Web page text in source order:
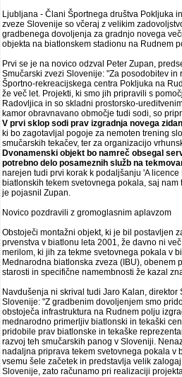
Ljubljana - Člani Športnega društva Pokljuka
zveze Slovenije so včeraj z velikim
gradbenega dovoljenja za gradnjo novega
objekta na biatlonskem stadionu na Rudnem
Prvi se je na novico odzval Peter Zupan,
Smučarski zvezi Slovenije: "Za posodobitev in
Športno-rekreacijskega centra Pokljuka na
že več let. Projekti, ki smo jih pripravili s
Radovljica in so skladni prostorsko-
kamor obravnavano območje tudi sodi, so
V prvi sklop sodi prav izgradnja novega
ki bo zagotavljal pogoje za nemoten trening
smučarskih tekačev, ter za organizacijo
Dvonamenski objekt bo namreč obsegal
potrebno delo posameznih služb na
narejen tudi prvi korak k podaljšanju 'A licence
biatlonskih tekem svetovnega pokala, saj
je pojasnil Zupan.
Novico pozdravili z gromoglasnim aplavzom
Obstoječi montažni objekt, ki je bil postavljen
prvenstva v biatlonu leta 2001, že davno ni
merilom, ki jih za tekme svetovnega pokala v
Mednarodna biatlonska zveza (IBU), obenem
starosti in specifične namembnosti že kazal
Navdušenja ni skrival tudi Jaro Kalan, direktor
Slovenije: "Z gradbenim dovoljenjem smo
obstoječa infrastruktura na Rudnem polju
mednarodno primerljiv biatlonski in tekaški
pridobile prav biatlonske in tekaške
razvoj teh smučarskih panog v Sloveniji.
nadaljna priprava tekem svetovnega pokala v
vsemu šele začetek in predstavlja velik
Slovenije, zato računamo pri realizaciji